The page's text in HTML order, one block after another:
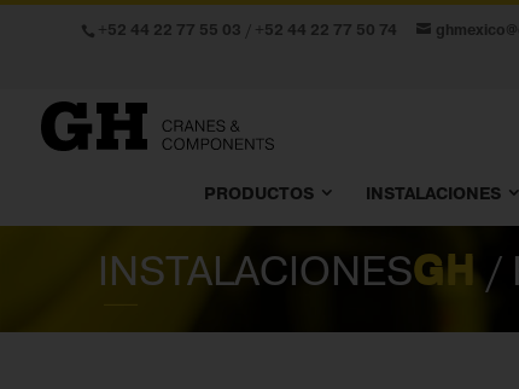
+52 44 22 77 55 03 / +52 44 22 77 50 74
PRODUCTOS INSTALACIONES
INSTALACIONESGH /